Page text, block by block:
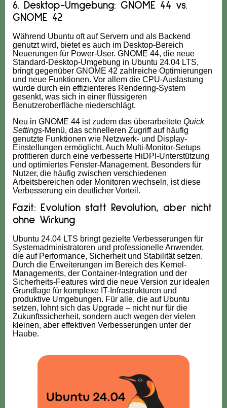
6. Desktop-Umgebung: GNOME 44 vs.
GNOME 42
Während Ubuntu oft auf Servern und als Backend
genutzt wird, bietet es auch im Desktop-Bereich
Neuerungen für Power-User. GNOME 44, die neue
Standard-Desktop-Umgebung in Ubuntu 24.04 LTS,
bringt gegenüber GNOME 42 zahlreiche Optimierungen
und neue Funktionen. Vor allem die CPU-Auslastung
wurde durch ein effizienteres Rendering-System
gesenkt, was sich in einer flüssigeren
Benutzeroberfläche niederschlägt.
Neu in GNOME 44 ist zudem das überarbeiteteQuick
Settings-Menü, das schnelleren Zugriff auf häufig
genutzte Funktionen wie Netzwerk- und Display-
Einstellungen ermöglicht. Auch Multi-Monitor-Setups
profitieren durch eine verbesserte HiDPI-Unterstützung
und optimiertes Fenster-Management. Besonders für
Nutzer, die häufig zwischen verschiedenen
Arbeitsbereichen oder Monitoren wechseln, ist diese
Verbesserung ein deutlicher Vorteil.
Fazit: Evolution statt Revolution, aber nicht
ohne Wirkung
Ubuntu 24.04 LTS bringt gezielte Verbesserungen für
Systemadministratoren und professionelle Anwender,
die auf Performance, Sicherheit und Stabilität setzen.
Durch die Erweiterungen im Bereich des Kernel-
Managements, der Container-Integration und der
Sicherheits-Features wird die neue Version zur idealen
Grundlage für komplexe IT-Infrastrukturen und
produktive Umgebungen. Für alle, die auf Ubuntu
setzen, lohnt sich das Upgrade – nicht nur für die
Zukunftssicherheit, sondern auch wegen der vielen
kleinen, aber effektiven Verbesserungen unter der
Haube.